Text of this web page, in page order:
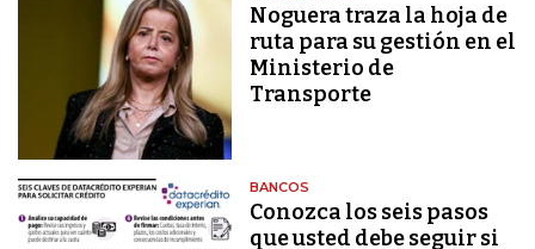
Noguera traza la hoja de
ruta para su gestión en el
Ministerio de
Transporte
BANCOS
Conozca los seis pasos
que usted debe seguir si